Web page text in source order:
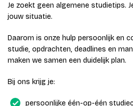
Je zoekt geen algemene studietips.
jouw situatie.
Daarom is onze hulp persoonlijk en
studie, opdrachten, deadlines en
maken we samen een duidelijk plan.
Bij ons krijg je:
persoonlijke één-op-één